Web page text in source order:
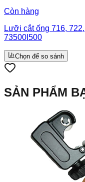
Còn hàng
Lưỡi cắt ống 716,
73500I500
Chọn để so sánh
SẢN PHẨM